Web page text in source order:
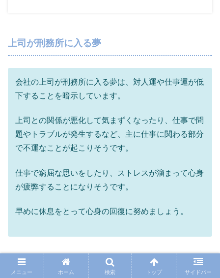
上司が刑務所に入る夢
会社の上司が刑務所に入る夢は、対人運や仕事運が低
下することを暗示しています。
上司との関係が悪化して気まずくなったり、仕事で問
題やトラブルが発生するなど、主に仕事に関わる部分
で不運なことが起こりそうです。
仕事で窮屈な思いをしたり、ストレスが溜まって心身
が疲弊することになりそうです。
早めに休息をとって心身の回復に努めましょう。
上司が再婚する夢
メニュー ホーム 検索 トップ サイドバー